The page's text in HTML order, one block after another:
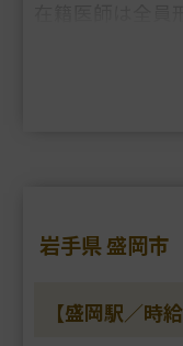
理事長は美容
岩手県 盛岡市
【盛岡駅／